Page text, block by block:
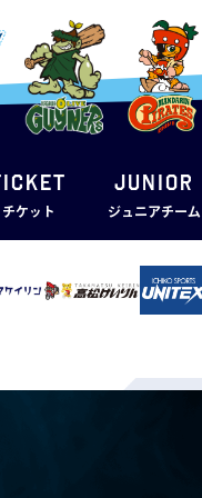
ケット
JUNIOR
ジュニアチーム